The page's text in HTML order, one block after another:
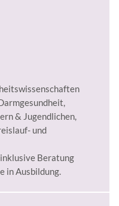
& Jugendlichen,
und
Beratung
in Ausbildung.